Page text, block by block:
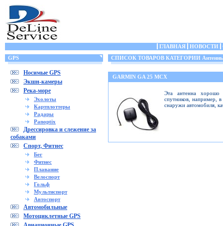
ГЛАВНАЯ НОВОСТИ
GPS
Носимые GPS
Экшн-камеры
Река-море
Эхолоты
Картплоттеры
Радары
Panoptix
Дрессировка и слежение за
собаками
Спорт, Фитнес
Бег
Фитнес
Плавание
Велоспорт
Гольф
Мультиспорт
Автоспорт
Автомобильные
Мотоциклетные GPS
СПИСОК ТОВАРОВ КАТЕГОРИИ
GARMIN GA 25 MCX
Эта антенна хорошо
спутников, например,
снаружи автомобиля,